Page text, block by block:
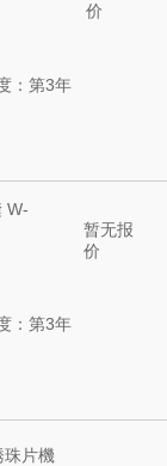
价
：第3年
W-
暂无报
价
：第3年
片機